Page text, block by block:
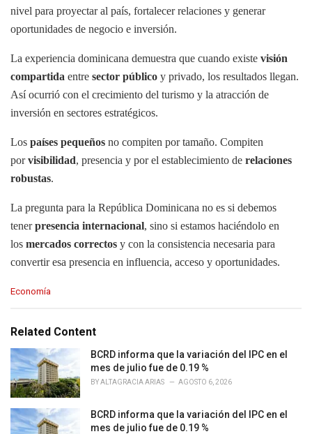
nivel para proyectar al país, fortalecer relaciones y generar
oportunidades de negocio e inversión.
La experiencia dominicana demuestra que cuando existe visión
compartida entre sector público y privado, los resultados llegan.
Así ocurrió con el crecimiento del turismo y la atracción de
inversión en sectores estratégicos.
Los países pequeños no compiten por tamaño. Compiten
porvisibilidad, presencia y por el establecimiento de relaciones
robustas.
La pregunta para la República Dominicana no es si debemos
tenerpresencia internacional, sino si estamos haciéndolo en
los mercados correctos y con la consistencia necesaria para
convertir esa presencia en influencia, acceso y oportunidades.
C
e
o
r
i
e
:
Economía
Related Content
BCRD informa que la variación del IPC en el
mes de julio fue de 0.19 %
BYALTAGRACIA ARIAS AGOSTO 6, 2026
BCRD informa que la variación del IPC en el
mes de julio fue de 0.19 %